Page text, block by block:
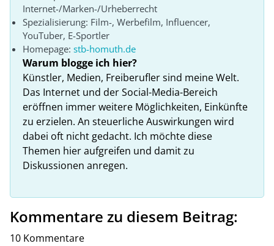
Internet-/Marken-/Urheberrecht
Spezialisierung: Film-, Werbefilm, Influencer,
YouTuber, E-Sportler
Homepage: stb-homuth.de
Warum blogge ich hier?
Künstler, Medien, Freiberufler sind meine Welt.
Das Internet und der Social-Media-Bereich
eröffnen immer weitere Möglichkeiten, Einkünfte
zu erzielen. An steuerliche Auswirkungen wird
dabei oft nicht gedacht. Ich möchte diese
Themen hier aufgreifen und damit zu
Diskussionen anregen.
Kommentare zu diesem Beitrag:
10 Kommentare